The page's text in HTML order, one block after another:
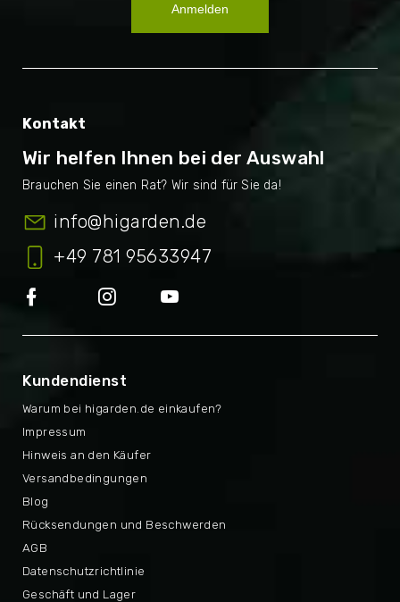
Anmelden
Kontakt
Wir helfen Ihnen bei der Auswahl
info@higarden.de
+49 781 95633947
Kundendienst
Warum bei higarden.de einkaufen?
Rücksendungen und Beschwerden
Impressum
AGB
Hinweis an den Käufer
Datenschutzrichtlinie
Versandbedingungen
Geschäft und Lager
Blog